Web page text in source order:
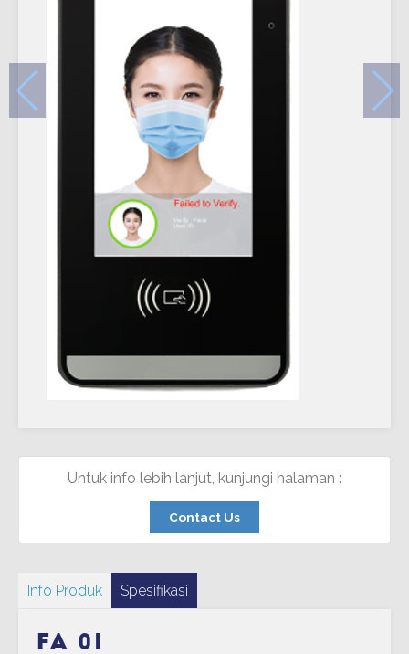
Untuk info lebih lanjut, kunjungi halaman :
Contact Us
Info Produk Spesifikasi
FA 01